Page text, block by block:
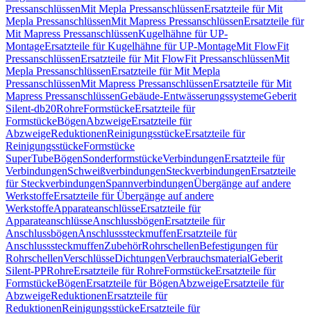
PressanschlüssenMit Mepla PressanschlüssenErsatzteile für Mit
Mepla PressanschlüssenMit Mapress PressanschlüssenErsatzteile für
Mit Mapress PressanschlüssenKugelhähne für UP-
MontageErsatzteile für Kugelhähne für UP-MontageMit FlowFit
PressanschlüssenErsatzteile für Mit FlowFit PressanschlüssenMit
Mepla PressanschlüssenErsatzteile für Mit Mepla
PressanschlüssenMit Mapress PressanschlüssenErsatzteile für Mit
Mapress PressanschlüssenGebäude-EntwässerungssystemeGeberit
Silent-db20RohreFormstückeErsatzteile für
FormstückeBögenAbzweigeErsatzteile für
AbzweigeReduktionenReinigungsstückeErsatzteile für
ReinigungsstückeFormstücke
SuperTubeBögenSonderformstückeVerbindungenErsatzteile für
VerbindungenSchweißverbindungenSteckverbindungenErsatzteile
für SteckverbindungenSpannverbindungenÜbergänge auf andere
WerkstoffeErsatzteile für Übergänge auf andere
WerkstoffeApparateanschlüsseErsatzteile für
ApparateanschlüsseAnschlussbögenErsatzteile für
AnschlussbögenAnschlusssteckmuffenErsatzteile für
AnschlusssteckmuffenZubehörRohrschellenBefestigungen für
RohrschellenVerschlüsseDichtungenVerbrauchsmaterialGeberit
Silent-PPRohreErsatzteile für RohreFormstückeErsatzteile für
FormstückeBögenErsatzteile für BögenAbzweigeErsatzteile für
AbzweigeReduktionenErsatzteile für
ReduktionenReinigungsstückeErsatzteile für